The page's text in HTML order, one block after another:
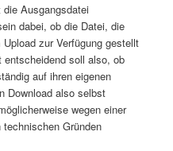
Ausgangsdatei
dabei, ob die Datei, die
zur Verfügung gestellt
soll also, ob
auf ihren eigenen
Download also selbst
wegen einer
Gründen